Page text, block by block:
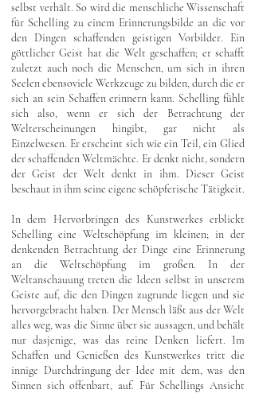
selbst verhält. So wird die menschliche Wissenschaft
für Schelling zu einem Erinnerungsbilde an die vor
den Dingen schaffenden geistigen Vorbilder. Ein
göttlicher Geist hat die Welt geschaffen; er schafft
zuletzt auch noch die Menschen, um sich in ihren
Seelen ebensoviele Werkzeuge zu bilden, durch die er
sich an sein Schaffen erinnern kann. Schelling fühlt
sich also, wenn er sich der Betrachtung der
Welterscheinungen hingibt, gar nicht als
Einzelwesen. Er erscheint sich wie ein Teil, ein Glied
der schaffenden Weltmächte. Er denkt nicht, sondern
der Geist der Welt denkt in ihm. Dieser Geist
beschaut in ihm seine eigene schöpferische Tätigkeit.
In dem Hervorbringen des Kunstwerkes erblickt
Schelling eine Weltschöpfung im kleinen; in der
denkenden Betrachtung der Dinge eine Erinnerung
an die Weltschöpfung im großen. In der
Weltanschauung treten die Ideen selbst in unserem
Geiste auf, die den Dingen zugrunde liegen und sie
hervorgebracht haben. Der Mensch läßt aus der Welt
alles weg, was die Sinne über sie aussagen, und behält
nur dasjenige, was das reine Denken liefert. Im
Schaffen und Genießen des Kunstwerkes tritt die
innige Durchdringung der Idee mit dem, was den
Sinnen sich offenbart, auf. Für Schellings Ansicht